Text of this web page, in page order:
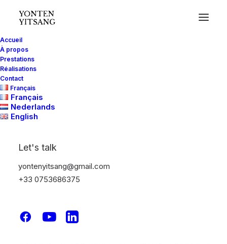
Accueil
À propos
Prestations
Réalisations
Contact
Français
Français
Nederlands
English
Let's talk
yontenyitsang@gmail.com
+33 0753686375